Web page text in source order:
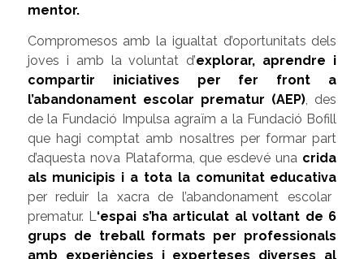
mentor.
Compromesos amb la igualtat d’oportunitats dels
joves i amb la voluntat d’explorar, aprendre i
compartir iniciatives per fer front a
l’abandonament escolar prematur (AEP), des
de la Fundació Impulsa agraïm a la Fundació Bofill
que hagi comptat amb nosaltres per formar part
d’aquesta nova Plataforma, que esdevé una crida
als municipis i a tota la comunitat educativa
per reduir la xacra de l’abandonament escolar
prematur. L‘espai s’ha articulat al voltant de 6
grups de treball formats per professionals
amb experiències i experteses diverses al